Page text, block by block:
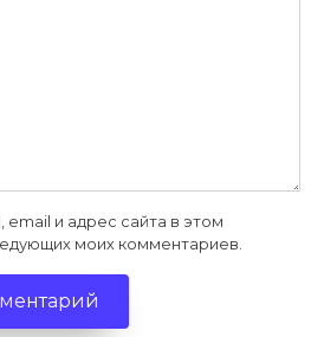
email и адрес сайта в этом
моих комментариев.